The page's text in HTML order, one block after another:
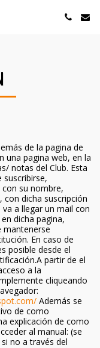
de la pagina de
una pagina web, en la
notas del Club. Esta
suscribirse,
su nombre,
dicha suscripción
a llegar un mail con
dicha pagina,
mantenerse
En caso de
posible desde el
partir de el
a la
cliqueando
Además se
de como
explicación de como
al manual: (se
no a través del